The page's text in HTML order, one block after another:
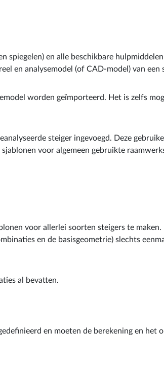
spiegelen) en alle beschikbare
en analysemodel (of CAD-model) van een
worden geïmporteerd. Het is zelfs
steiger ingevoegd. Deze
voor algemeen gebruikte
voor allerlei soorten steigers te
en de basisgeometrie) slechts
al bevatten.
en moeten de berekening en het